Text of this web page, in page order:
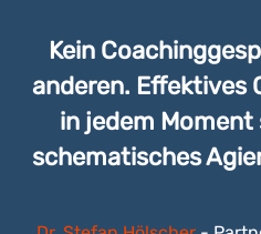
Kein
anderen. Effektives
in jedem
schematisches